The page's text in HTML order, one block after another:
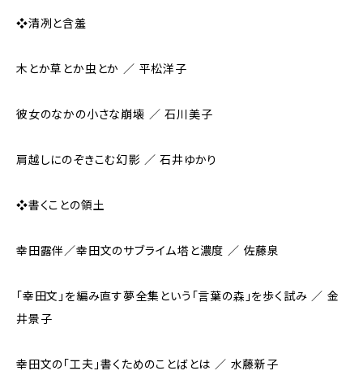
❖清冽と含羞
木とか草とか虫とか ／ 平松洋子
彼女のなかの小さな崩壊 ／ 石川美子
肩越しにのぞきこむ幻影 ／ 石井ゆかり
❖書くことの領土
幸田露伴／幸田文のサブライム――塔と濃度 ／ 佐藤泉
「幸田文」を編み直す夢――全集という「言葉の森」を歩く試み ／ 金
井景子
幸田文の「工夫」――書くためのことばとは ／ 水藤新子